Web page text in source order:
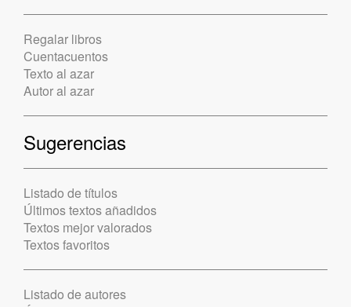
Regalar libros
Cuentacuentos
Texto al azar
Autor al azar
Sugerencias
Listado de títulos
Últimos textos añadidos
Textos mejor valorados
Textos favoritos
Listado de autores